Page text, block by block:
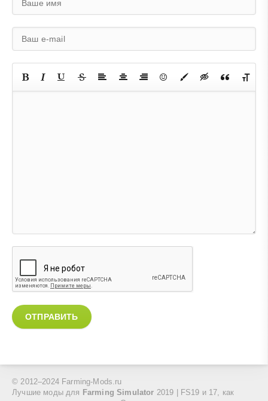
ОТПРАВИТЬ
© 2012–2024 Farming-Mods.ru
Лучшие моды для
Farming Simulator 2019 | FS19 и 17, как